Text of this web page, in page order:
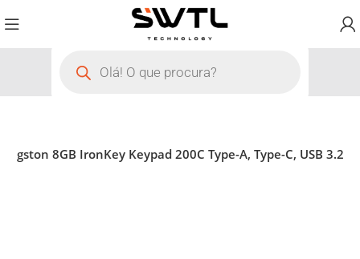
8GB IronKey Keypad 200C Type-A, Type-C, USB 3.2